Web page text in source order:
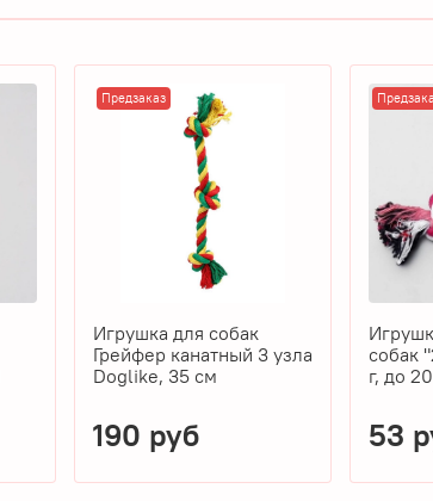
Предзаказ
Игрушка для собак
Грейфер канатный 3 узла
Doglike, 35 см
190 руб
собак
г, до
53